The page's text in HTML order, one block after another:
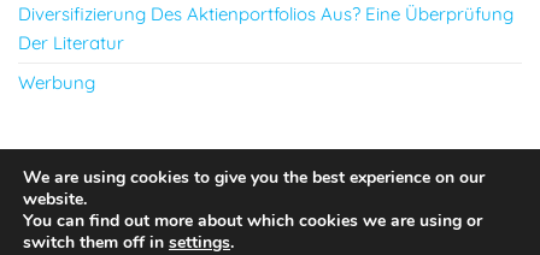
Diversifizierung Des Aktienportfolios Aus? Eine Überprüfung
Der Literatur
Werbung
PARTNER/SPONSOREN
Kassenrollen
We are using cookies to give you the best experience on our
website.
You can find out more about which cookies we are using or
switch them off in settings.